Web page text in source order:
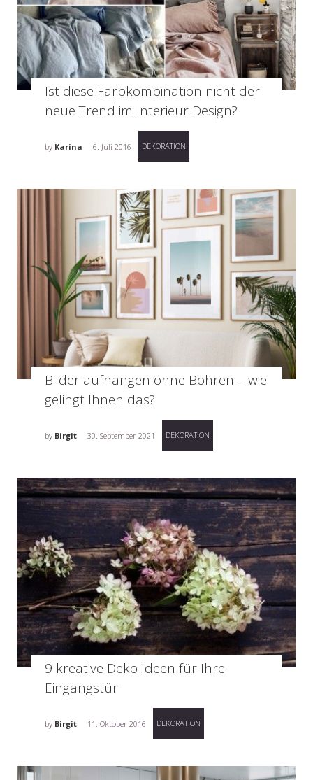
Ist diese Farbkombination nicht der
neue Trend im Interieur Design?
by Karina 6. Juli 2016 DEKORATION
Bilder aufhängen ohne Bohren – wie
gelingt Ihnen das?
by Birgit 30. September 2021 DEKORATION
9 kreative Deko Ideen für Ihre
Eingangstür
by Birgit 11. Oktober 2016 DEKORATION